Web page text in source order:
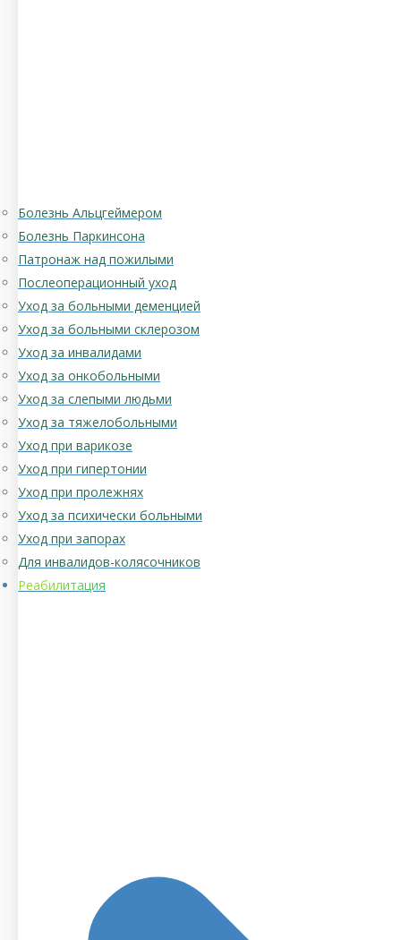
Болезнь Альцгеймером
Болезнь Паркинсона
Патронаж над пожилыми
Послеоперационный уход
Уход за больными деменцией
Уход за больными склерозом
Уход за инвалидами
Уход за онкобольными
Уход за слепыми людьми
Уход за тяжелобольными
Уход при варикозе
Уход при гипертонии
Уход при пролежнях
Уход за психически больными
Уход при запорах
Для инвалидов-колясочников
Реабилитация